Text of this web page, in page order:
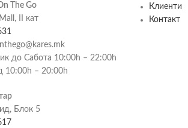
The Go
II кат
до Сабота 10:00h – 22:00h
10:00h – 20:00h
Блок 5
Клиенти
Контакт